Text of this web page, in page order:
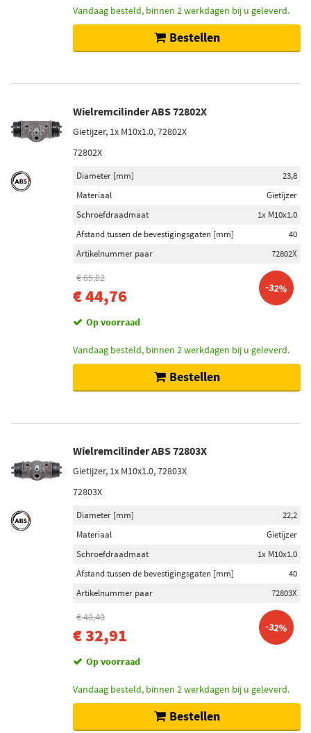
Vandaag besteld, binnen 2 werkdagen bij u geleverd.
Bestellen
Wielremcilinder ABS 72802X
Gietijzer, 1x M10x1.0, 72802X
72802X
Diameter [mm]
23,8
Materiaal
Gietijzer
Schroefdraadmaat
1x M10x1.0
Afstand tussen de bevestigingsgaten [mm]
40
Artikelnummer paar
72802X
€ 65,82
€ 44,76 -32%
Op voorraad
Vandaag besteld, binnen 2 werkdagen bij u geleverd.
Bestellen
Wielremcilinder ABS 72803X
Gietijzer, 1x M10x1.0, 72803X
72803X
Diameter [mm]
22,2
Materiaal
Gietijzer
Schroefdraadmaat
1x M10x1.0
Afstand tussen de bevestigingsgaten [mm]
40
Artikelnummer paar
72803X
€ 48,40
€ 32,91 -32%
Op voorraad
Vandaag besteld, binnen 2 werkdagen bij u geleverd.
Bestellen